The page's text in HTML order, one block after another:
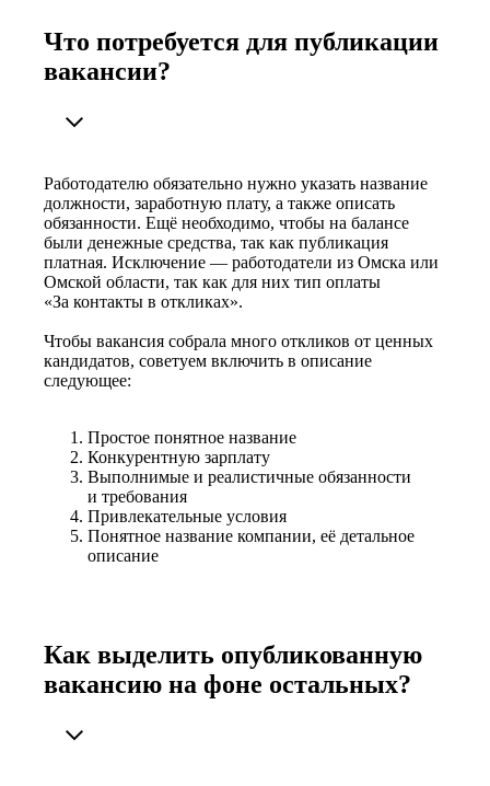
Что потребуется для публикации
вакансии?
Работодателю обязательно нужно указать название
должности, заработную плату, а также описать
обязанности. Ещё необходимо, чтобы на балансе
были денежные средства, так как публикация
платная. Исключение — работодатели из Омска или
Омской области, так как для них тип оплаты
«За контакты в откликах».
Чтобы вакансия собрала много откликов от ценных
кандидатов, советуем включить в описание
следующее:
Простое понятное название
Конкурентную зарплату
Выполнимые и реалистичные обязанности
и требования
Привлекательные условия
Понятное название компании, её детальное
описание
Как выделить опубликованную
вакансию на фоне остальных?